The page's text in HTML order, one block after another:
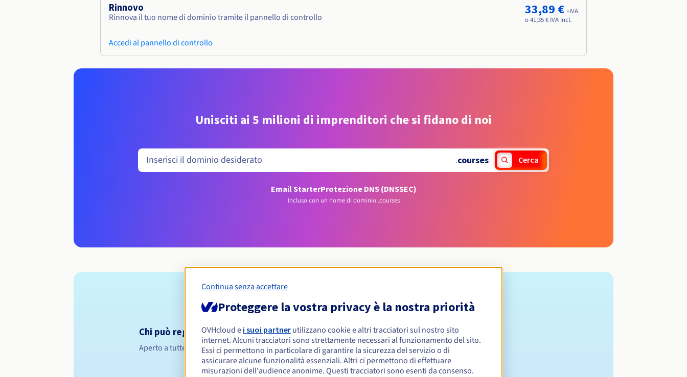
Rinnovo
Rinnova il tuo nome di dominio tramite il pannello di controllo
Accedi al pannello di controllo
33,89 € +IVA
o 41,35 € IVA incl.
Unisciti ai 5 milioni di imprenditori che si fidano di noi
.courses Cerca
Email StarterProtezione DNS (DNSSEC)
Incluso con un nome di dominio .courses
Condizioni di idoneità
Chi può registrare un .courses?
Aperto a tutte le persone fisiche o giuridiche, senza restrizioni geografiche.
Regole di gestione e notifiche
Continua senza accettare
Proteggere la vostra privacy è la nostra priorità
OVHcloud e i suoi partner utilizzano cookie e altri tracciatori sul nostro sito
internet. Alcuni tracciatori sono strettamente necessari al funzionamento del sito.
Essi ci permettono in particolare di garantire la sicurezza del servizio o di
assicurare alcune funzionalità essenziali. Altri ci permettono di effettuare
misurazioni dell'audience anonime. Questi tracciatori sono esenti da consenso.